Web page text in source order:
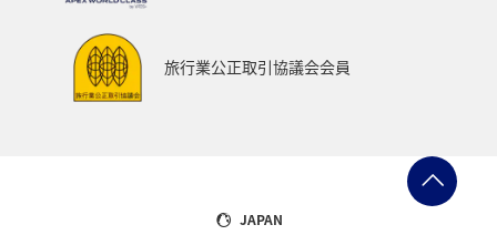
旅行業公正取引協議会会員
JAPAN